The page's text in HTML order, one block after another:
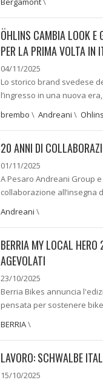
ÖHLINS CAMBIA LOOK E
PER LA PRIMA VOLTA IN
04/11/2025
Lo storico brand svedese
l’ingresso in una nuova
brembo \ Andreani \ Ohlins
20 ANNI DI
01/11/2025
A Pesaro Andreani Group
collaborazione all’insegna
Andreani \
BERRIA MY LOCAL HERO
AGEVOLATI
23/10/2025
Berria Bikes annuncia
pensata per sostenere
BERRIA\
LAVORO: SCHWALBE
15/10/2025